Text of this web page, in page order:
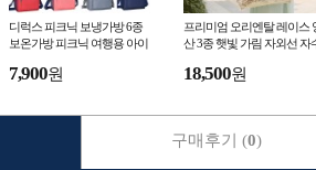
디럭스 피크닉 보냉가방 6종
보온가방 피크닉 여행용 아이
7,900원
프리미엄 오리엔탈 레이스
산 3종 햇빛 가림 자외선 자
18,500원
구매후기 (0)